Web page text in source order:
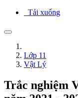
Tải xuống
Lớp 11
Vật Lý
Trắc nghiệm